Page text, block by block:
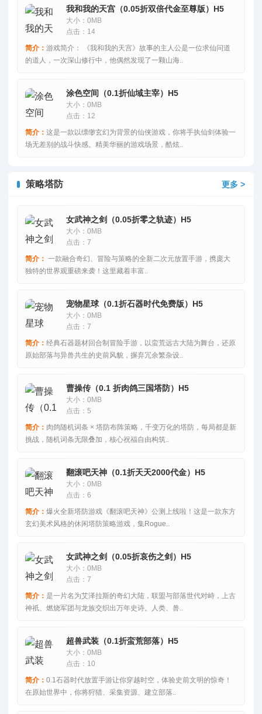
我和我的天宫（0.05折双倍代金至尊版）H5
大小：0MB
点击：14
简介： 游戏简介： 《我和我的天宫》故事的主人公是一位求仙问道
的道人，一次深山修行中，他偶然发现了一颗山海..
涂色空间（0.1折仙域主宰）H5
大小：0MB
点击：12
简介： 这是一款以缥缈玄幻为背景的仙侠游戏，你将手执仙剑体验一
场无差别的战斗快感。精美华丽的游戏场景，酷炫..
策略塔防 更多 >
女武神之剑（0.05折零之轨迹）H5
大小：0MB
点击：7
简介： 一款融合奇幻、冒险与策略的全新二次元放置手游，携庞大
独特的世界观重磅来袭！这里藏着丰富..
宠物星球（0.1折石器时代免费版）H5
大小：0MB
点击：7
简介： 经典石器题材回合制冒险手游，以蛮荒远古大陆为舞台，还原
原始部落与异兽共生的史前风貌，摒弃冗余繁杂设..
曹操传（0.1 折肉鸽三国塔防）H5
大小：0MB
点击：5
简介： 肉鸽随机词条 × 塔防布阵策略，千变万化的塔防，每局都是新
挑战，随机词条无限叠加，核心祝福自由构筑..
翻滚吧天神（0.1折天天2000代金）H5
大小：0MB
点击：6
简介： 爆火全新塔防游戏《翻滚吧天神》公测上线啦！这是一款东方
玄幻美术风格的休闲塔防策略游戏，集Rogue..
女武神之剑（0.05折哀伤之剑）H5
大小：0MB
点击：7
简介： 是一片名为艾泽拉斯的奇幻大陆，联盟与部落世代对峙，上古
神祇、燃烧军团与龙族交织出万年史诗。人类、兽..
超兽武装（0.1折蛮荒部落）H5
大小：0MB
点击：10
简介： 0.1石器时代放置手游让你穿越时空，体验史前文明的惊奇！
在原始世界中，你将狩猎、采集资源、建立部落..